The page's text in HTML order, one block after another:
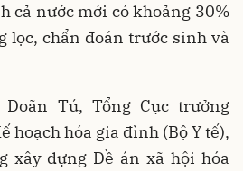
cả nước mới có khoảng 30%
lọc, chẩn đoán trước sinh và
Tú, Tổng Cục trưởng
hoạch hóa gia đình (Bộ Y tế),
xây dựng Đề án xã hội hóa